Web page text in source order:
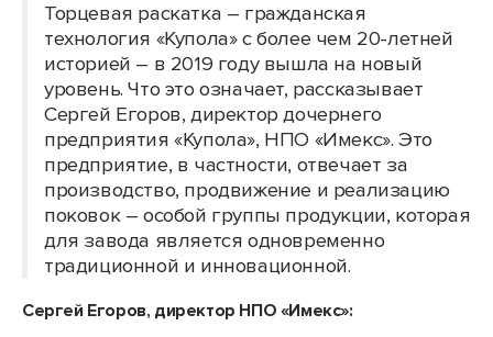
Торцевая раскатка – гражданская
технология «Купола» с более чем 20-летней
историей – в 2019 году вышла на новый
уровень. Что это означает, рассказывает
Сергей Егоров, директор дочернего
предприятия «Купола», НПО «Имекс». Это
предприятие, в частности, отвечает за
производство, продвижение и реализацию
поковок – особой группы продукции, которая
для завода является одновременно
традиционной и инновационной.
Сергей Егоров, директор НПО «Имекс»: